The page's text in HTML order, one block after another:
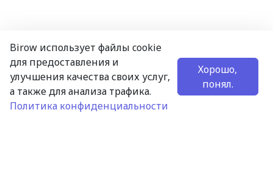
Birow использует файлы cookie
для предоставления и
улучшения качества своих услуг,
а также для анализа трафика.
Политика конфиденциальности
Хорошо,
понял.